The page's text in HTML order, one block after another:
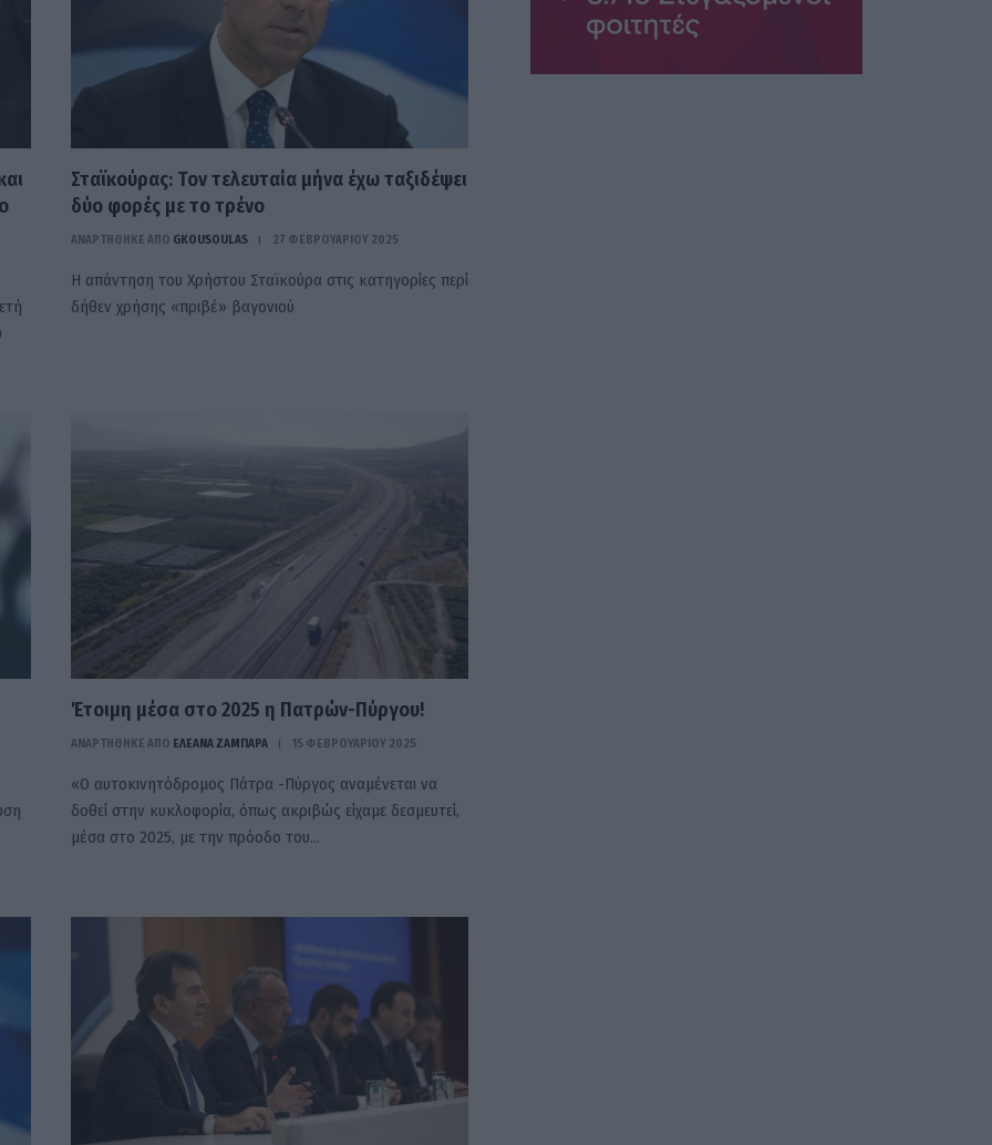
Σταϊκούρας: Τον τελευταία μήνα έχω ταξιδέψει
δύο φορές με το τρένο
ΑΝΑΡΤΗΘΗΚΕ ΑΠΟ GKOUSOULAS 27 ΦΕΒΡΟΥΑΡΊΟΥ 2025
Η απάντηση του Χρήστου Σταϊκούρα στις κατηγορίες περί
δήθεν χρήσης «πριβέ» βαγονιού
Έτοιμη μέσα στο 2025 η Πατρών-Πύργου!
ΑΝΑΡΤΗΘΗΚΕ ΑΠΟ ΕΛΕΑΝΑ ΖΑΜΠΑΡΑ 15 ΦΕΒΡΟΥΑΡΊΟΥ 2025
«Ο αυτοκινητόδρομος Πάτρα -Πύργος αναμένεται να
δοθεί στην κυκλοφορία, όπως ακριβώς είχαμε δεσμευτεί,
μέσα στο 2025, με την πρόοδο του…